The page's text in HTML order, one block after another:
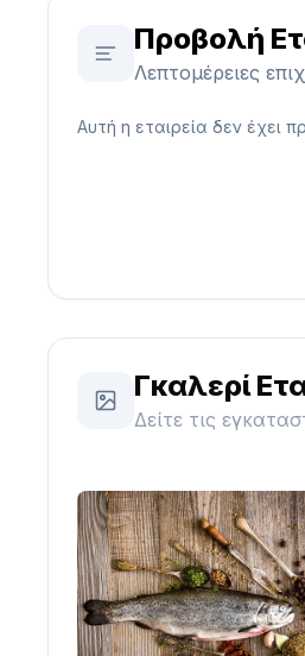
Προβολή
Λεπτομέρειες
Αυτή η εταιρεία δεν έχει
Γκαλερί
Δείτε τις